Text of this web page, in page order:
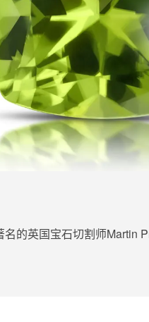
的英国宝石切割师Martin